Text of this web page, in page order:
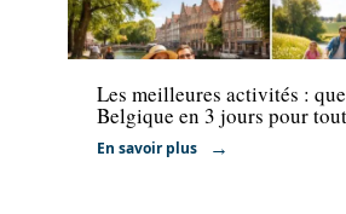
Voyage
Les meilleures activités :
Belgique en 3 jours pour
En savoir plus